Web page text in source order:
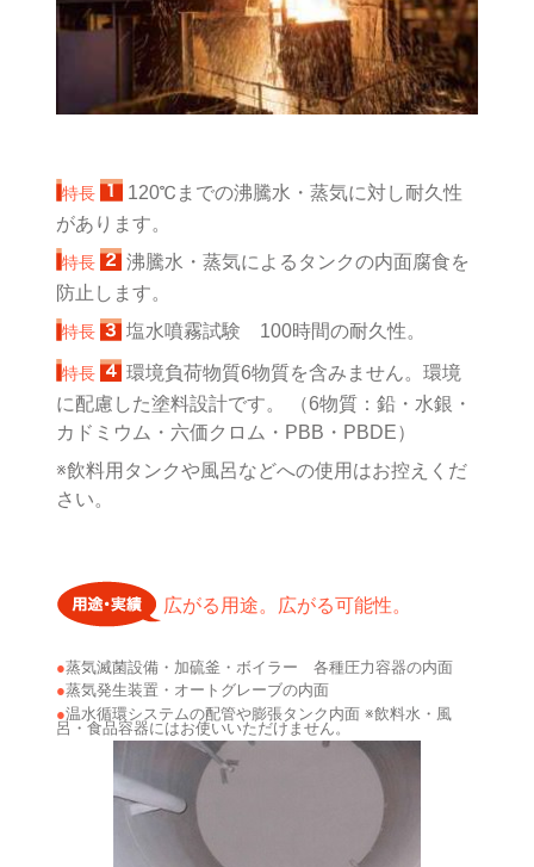
特長
120℃までの沸騰水・蒸気に対し耐久性
があります。
特長
沸騰水・蒸気によるタンクの内面腐食を
防止します。
特長 塩水噴霧試験 100時間の耐久性。
特長
環境負荷物質6物質を含みません。環境
に配慮した塗料設計です。 （6物質：鉛・水銀・
カドミウム・六価クロム・PBB・PBDE）
※飲料用タンクや風呂などへの使用はお控えくだ
さい。
広がる用途。広がる可能性。
蒸気滅菌設備・加硫釜・ボイラー 各種圧力容器の内面
蒸気発生装置・オートグレーブの内面
温水循環システムの配管や膨張タンク内面 ※飲料水・風
呂・食品容器にはお使いいただけません。